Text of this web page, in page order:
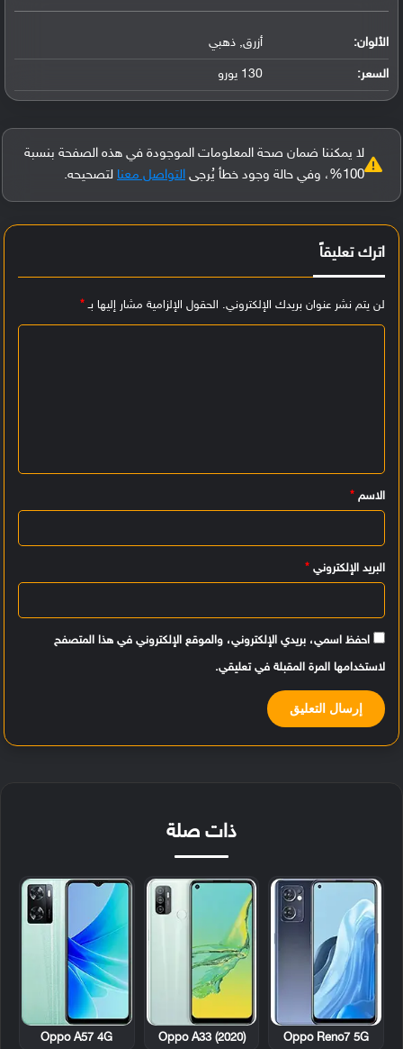
الألوان: أزرق, ذهبي
السعر: 130 يورو
لا يمكننا ضمان صحة المعلومات الموجودة في هذه الصفحة بنسبة
100%، وفي حالة وجود خطأ يُرجى
التواصل معنا لتصحيحه.
اترك تعليقاً
لن يتم نشر عنوان بريدك الإلكتروني. الحقول الإلزامية مشار إليها بـ*
ي
ق
الاسم *
البريد الإلكتروني *
احفظ اسمي، بريدي الإلكتروني، والموقع الإلكتروني في هذا المتصفح
لاستخدامها المرة المقبلة في تعليقي.
ذات صلة
Oppo Reno7 5G
Oppo A33 (2020)
Oppo A57 4G